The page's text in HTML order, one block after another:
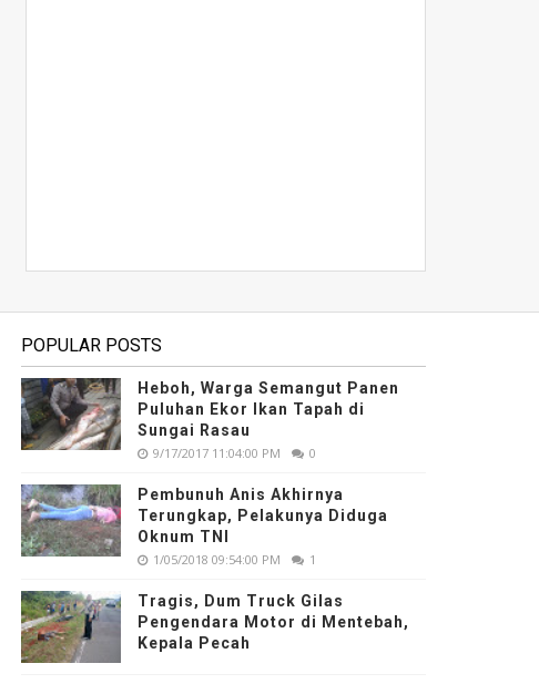
POPULAR POSTS
Heboh, Warga Semangut Panen
Puluhan Ekor Ikan Tapah di
Sungai Rasau
9/17/2017 11:04:00 PM 0
Pembunuh Anis Akhirnya
Terungkap, Pelakunya Diduga
Oknum TNI
1/05/2018 09:54:00 PM 1
Tragis, Dum Truck Gilas
Pengendara Motor di Mentebah,
Kepala Pecah